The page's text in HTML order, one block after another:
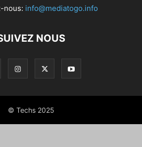
nous: info@mediatogo.info
NOUS
© Techs 2025